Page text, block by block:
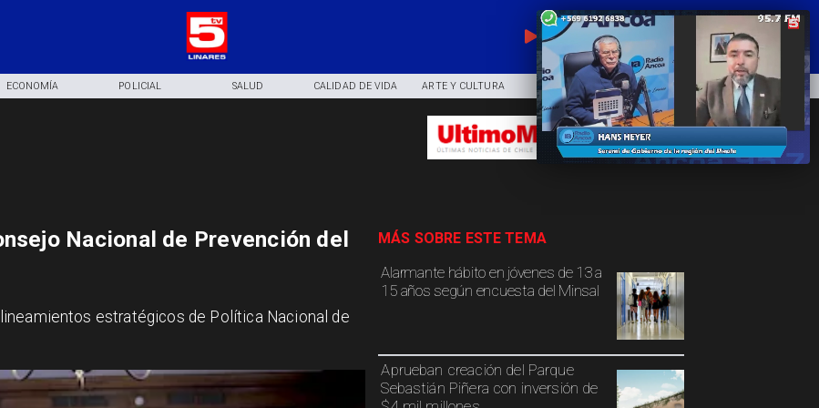
EN VIVO
ECONOMÍA POLICIAL SALUD CALIDAD DE VIDA ARTE Y CULTURA COMUNIDAD DEPORTES
Alarmante hábito en jóvenes de 13 a
15 años según encuesta del Minsal
Aprueban creación del Parque
Sebastián Piñera con inversión de
MÁS SOBRE ESTE TEMA
Nacional de Prevención del
estratégicos de Política Nacional de